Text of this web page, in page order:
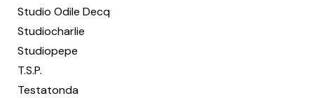
Studio Odile Decq
Studiocharlie
Studiopepe
T.S.P.
Testatonda